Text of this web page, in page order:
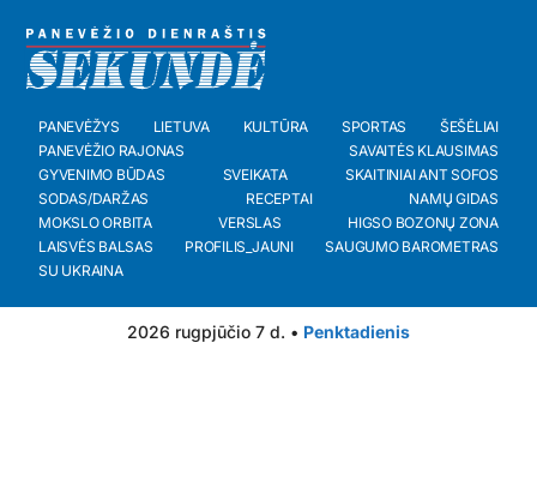
PANEVĖŽYS LIETUVA KULTŪRA SPORTAS
ŠEŠĖLIAI
PANEVĖŽIO RAJONAS
SAVAITĖS KLAUSIMAS
GYVENIMO BŪDAS
SVEIKATA
SKAITINIAI ANT SOFOS
SODAS/DARŽAS
RECEPTAI
NAMŲ GIDAS
MOKSLO ORBITA
VERSLAS
HIGSO BOZONŲ ZONA
LAISVĖS BALSAS
PROFILIS_JAUNI
SAUGUMO BAROMETRAS
SU UKRAINA
2026 rugpjūčio 7 d. • Penktadienis